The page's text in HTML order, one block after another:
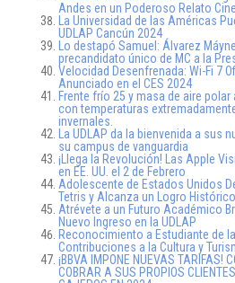
Andes en un Poderoso Relato
La Universidad de las Américas
UDLAP Cancún 2024
Lo destapó Samuel: Álvarez
precandidato único de MC a la
Velocidad Desenfrenada: Wi-Fi 7
Anunciado en el CES 2024
Frente frío 25 y masa de aire
con temperaturas
invernales.
La UDLAP da la bienvenida a sus
su campus de vanguardia
¡Llega la Revolución! Las Apple
en EE. UU. el 2 de Febrero
Adolescente de Estados Unidos
Tetris y Alcanza un Logro Histórico
Atrévete a un Futuro Académico
Nuevo Ingreso en la UDLAP
Reconocimiento a Estudiante de
Contribuciones a la Cultura y
¡BBVA IMPONE NUEVAS TARIFAS!
COBRAR A SUS PROPIOS